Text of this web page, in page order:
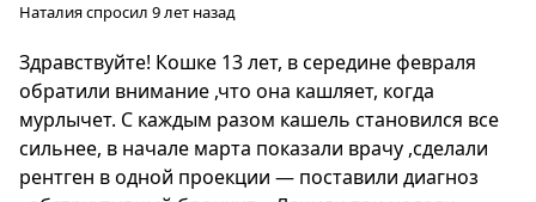
Наталияспросил 9 лет назад
Здравствуйте! Кошке 13 лет, в середине февраля
обратили внимание ,что она кашляет, когда
мурлычет. С каждым разом кашель становился все
сильнее, в начале марта показали врачу ,сделали
рентген в одной проекции — поставили диагноз